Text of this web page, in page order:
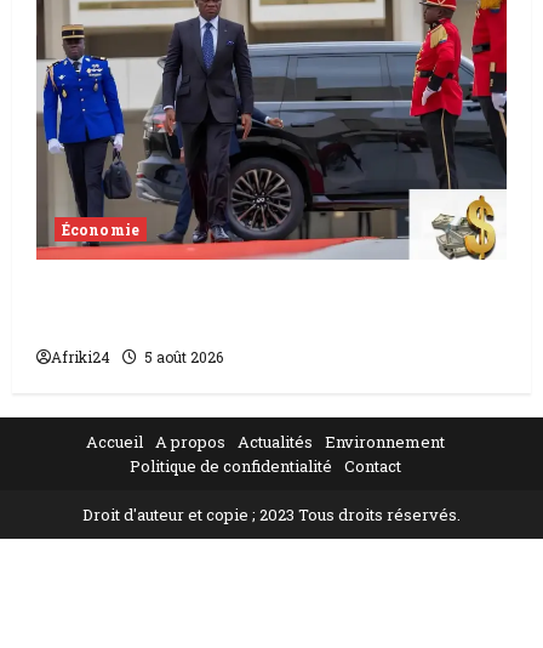
Économie
Afriki24 5 août 2026
Accueil A propos Actualités
Environnement
Politique de confidentialité
Contact
Droit d'auteur et copie ; 2023 Tous droits réservés.